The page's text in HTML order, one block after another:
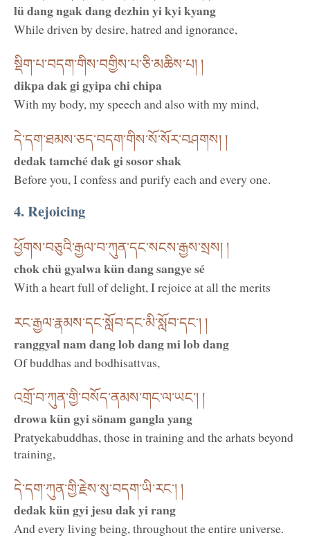
lü dang ngak dang dezhin yi kyi kyang
While driven by desire, hatred and ignorance,
སྡིག་པ་བདག་གིས་བགྱིས་པ་ཅི་མཆིས་པ། །
dikpa dak gi gyipa chi chipa
With my body, my speech and also with my mind,
དེ་དག་ཐམས་ཅད་བདག་གིས་སོ་སོར་བཤགས། །
dedak tamché dak gi sosor shak
Before you, I confess and purify each and every one.
4. Rejoicing
ཕྱོགས་བཅུའི་རྒྱལ་བ་ཀུན་དང་སངས་རྒྱས་སྲས། །
chok chü gyalwa kün dang sangye sé
With a heart full of delight, I rejoice at all the merits
རང་རྒྱལ་རྣམས་དང་སློབ་དང་མི་སློབ་དང་། །
ranggyal nam dang lob dang mi lob dang
Of buddhas and bodhisattvas,
འགྲོ་བ་ཀུན་གྱི་བསོད་ནམས་གང་ལ་ཡང་། །
drowa kün gyi sönam gangla yang
Pratyekabuddhas, those in training and the arhats beyond
training,
དེ་དག་ཀུན་གྱི་རྗེས་སུ་བདག་ཡི་རང་། །
dedak kün gyi jesu dak yi rang
And every living being, throughout the entire universe.